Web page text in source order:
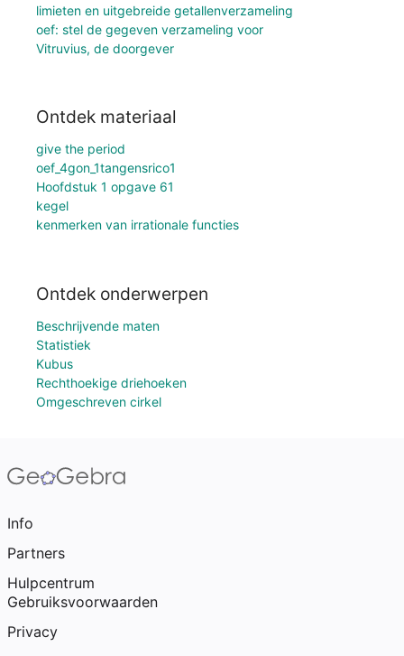
limieten en uitgebreide getallenverzameling
oef: stel de gegeven verzameling voor
Vitruvius, de doorgever
Ontdek materiaal
give the period
oef_4gon_1tangensrico1
Hoofdstuk 1 opgave 61
kegel
kenmerken van irrationale functies
Ontdek onderwerpen
Beschrijvende maten
Statistiek
Kubus
Rechthoekige driehoeken
Omgeschreven cirkel
Info
Partners
Hulpcentrum
Gebruiksvoorwaarden
Privacy